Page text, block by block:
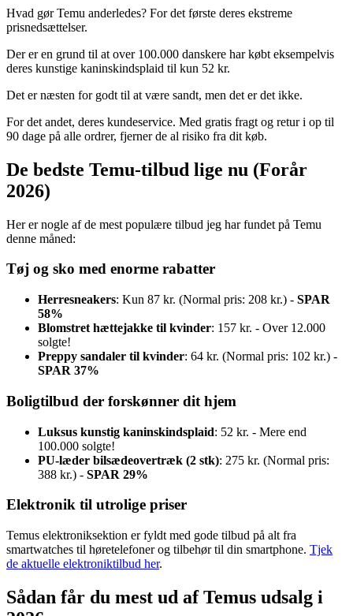
Hvad gør Temu anderledes? For det første deres ekstreme
prisnedsættelser.
Der er en grund til at over 100.000 danskere har købt eksempelvis
deres kunstige kaninskindsplaid til kun 52 kr.
Det er næsten for godt til at være sandt, men det er det ikke.
For det andet, deres kundeservice. Med gratis fragt og retur i op til
90 dage på alle ordrer, fjerner de al risiko fra dit køb.
De bedste Temu-tilbud lige nu (Forår
2026)
Her er nogle af de mest populære tilbud jeg har fundet på Temu
denne måned:
Tøj og sko med enorme rabatter
Herresneakers: Kun 87 kr. (Normal pris: 208 kr.) - SPAR
58%
Blomstret hættejakke til kvinder: 157 kr. - Over 12.000
solgte!
Preppy sandaler til kvinder: 64 kr. (Normal pris: 102 kr.) -
SPAR 37%
Boligtilbud der forskønner dit hjem
Luksus kunstig kaninskindsplaid: 52 kr. - Mere end
100.000 solgte!
PU-læder bilsædeovertræk (2 stk): 275 kr. (Normal pris:
388 kr.) - SPAR 29%
Elektronik til utrolige priser
Temus elektroniksektion er fyldt med gode tilbud på alt fra
smartwatches til høretelefoner og tilbehør til din smartphone. Tjek
de aktuelle elektroniktilbud her.
Sådan får du mest ud af Temus udsalg i